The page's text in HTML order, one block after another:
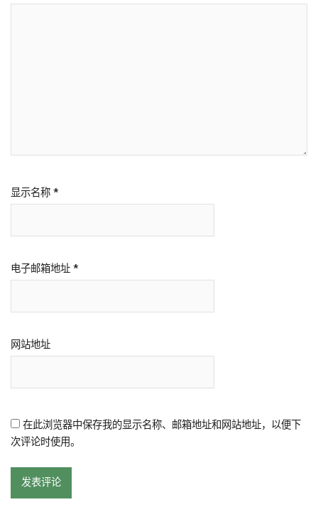
显示名称 *
电子邮箱地址 *
网站地址
在此浏览器中保存我的显示名称、邮箱地址和网站地址，以便下
次评论时使用。